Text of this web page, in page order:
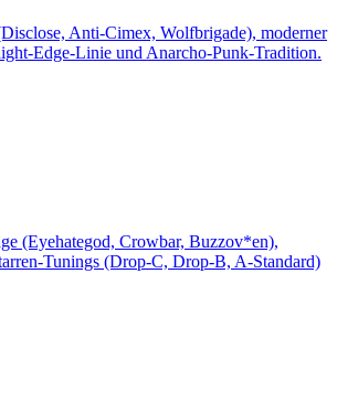
Anti-Cimex, Wolfbrigade), moderner
Edge-Linie und Anarcho-Punk-Tradition.
(Eyehategod, Crowbar, Buzzov*en),
Tunings (Drop-C, Drop-B, A-Standard)